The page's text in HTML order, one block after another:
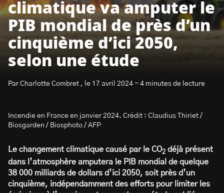
climatique va amputer le
PIB mondial de près d’un
cinquième d’ici 2050,
selon une étude
Par Charlotte Combret , le 17 avril 2024 - 4 minutes de lecture
Incendie en France en janvier 2024. Crédit : Claudius Thiriet /
Biosgarden / Biosphoto / AFP
Le changement climatique causé par le CO2 déjà présent
dans l’atmosphère amputera le PIB mondial de quelque
38 000 milliards de dollars d’ici 2050, soit près d’un
cinquième, indépendamment des efforts pour limiter les
Gestes écologiques
Inspiré.es inspirant.es
S’abonner à la newsletter
Transition Écologique deklic kids
interview Volte-face influenceur.se